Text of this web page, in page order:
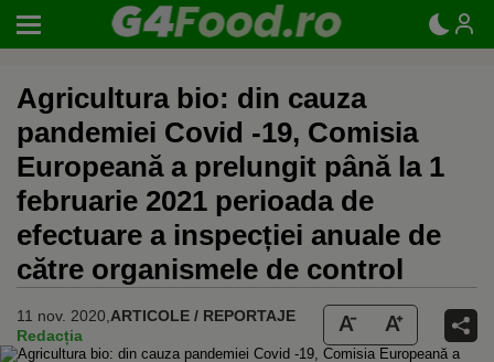
Agricultura bio: din cauza
pandemiei Covid -19, Comisia
Europeană a prelungit până la 1
februarie 2021 perioada de
efectuare a inspecției anuale de
către organismele de control
11 nov. 2020, ARTICOLE / REPORTAJE
Redacția